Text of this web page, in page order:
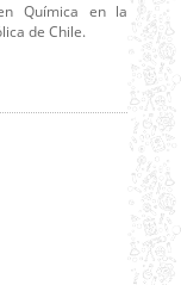
Química en la
de Chile.